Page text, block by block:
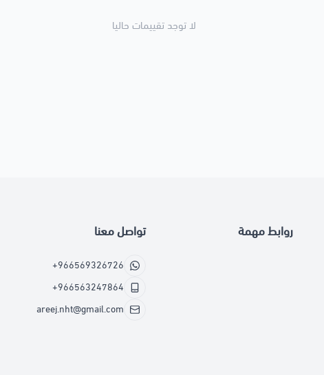
لا توجد تقييمات حاليا
روابط مهمة تواصل معنا
+966569326726
+966563247864
areej.nht@gmail.com